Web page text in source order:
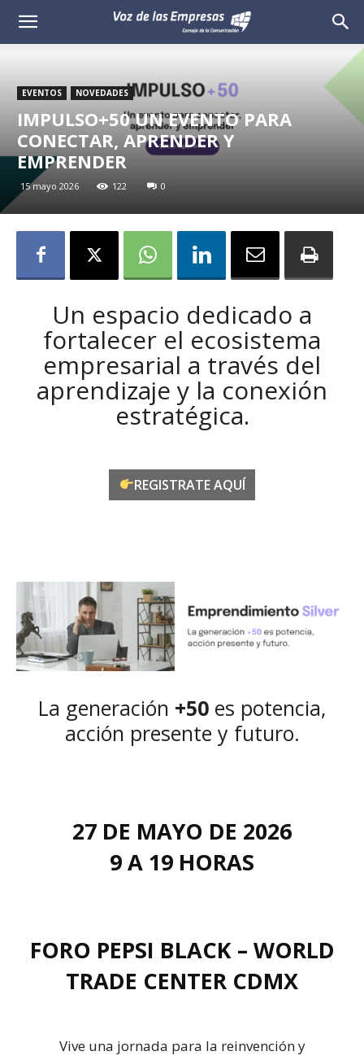
Voz
Empresas
EVENTOS NOVEDADES
IMPULSO+50 UN EVENTO PARA
CONECTAR, APRENDER Y
EMPRENDER
15 mayo 2026 122 0
Un espacio dedicado a
fortalecer el ecosistema
empresarial a través del
aprendizaje y la conexión
estratégica.
REGISTRATE AQUÍ
La generación +50 es potencia,
acción presente y futuro.
27 DE MAYO DE 2026
9 A 19 HORAS
FORO PEPSI BLACK – WORLD
TRADE CENTER CDMX
Vive una jornada para la reinvención y